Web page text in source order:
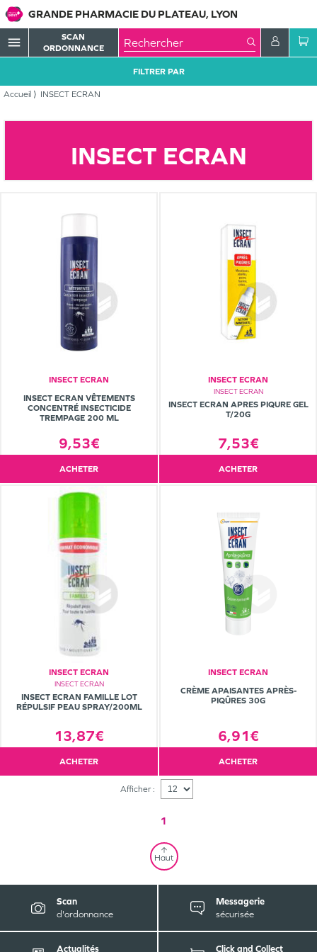
GRANDE PHARMACIE DU PLATEAU, LYON
menu
SCAN
ORDONNANCE
Accueil INSECT ECRAN
FILTRER PAR
INSECT ECRAN
INSECT ECRAN
INSECT ECRAN VÊTEMENTS
CONCENTRÉ INSECTICIDE
TREMPAGE 200 ML
9,53€
ACHETER
INSECT ECRAN
INSECT ECRAN
INSECT ECRAN APRES PIQURE GEL
T/20G
7,53€
ACHETER
INSECT ECRAN
INSECT ECRAN
INSECT ECRAN FAMILLE LOT
RÉPULSIF PEAU SPRAY/200ML
13,87€
ACHETER
INSECT ECRAN
CRÈME APAISANTES APRÈS-
PIQÛRES 30G
6,91€
ACHETER
Afficher :
1
Haut
Scan
d'ordonnance
Messagerie
sécurisée
Actualités
Click and Collect